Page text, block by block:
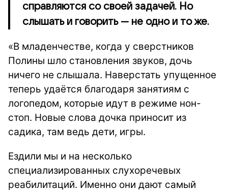
справляются со своей задачей. Но
слышать и говорить — не одно и то же.
«В младенчестве, когда у сверстников
Полины шло становления звуков, дочь
ничего не слышала. Наверстать упущенное
теперь удаётся благодаря занятиям с
логопедом, которые идут в режиме нон-
стоп. Новые слова дочка приносит из
садика, там ведь дети, игры.
Ездили мы и на несколько
специализированных слухоречевых
реабилитаций. Именно они дают самый